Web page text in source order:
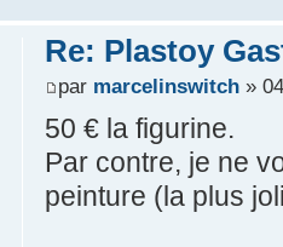
Re: Plastoy
par marcelinswitch»
50 € la figurine.
Par contre, je ne
peinture (la plus